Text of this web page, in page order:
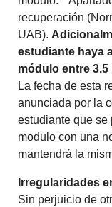
recuperación
UAB).
estudiante haya
módulo entre 3.5
La fecha de esta
anunciada por la
estudiante que se
modulo con una
mantendrá la
Irregularidades
Sin perjuicio de